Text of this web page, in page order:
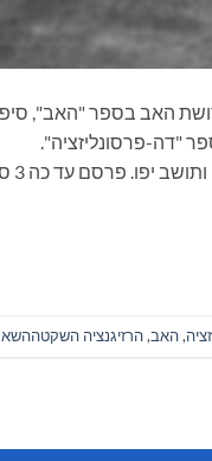
האב בספר "האב",
"דה-פרסונליזציה".
טרילוגיה
,האב,הרזיגנציה השקטה